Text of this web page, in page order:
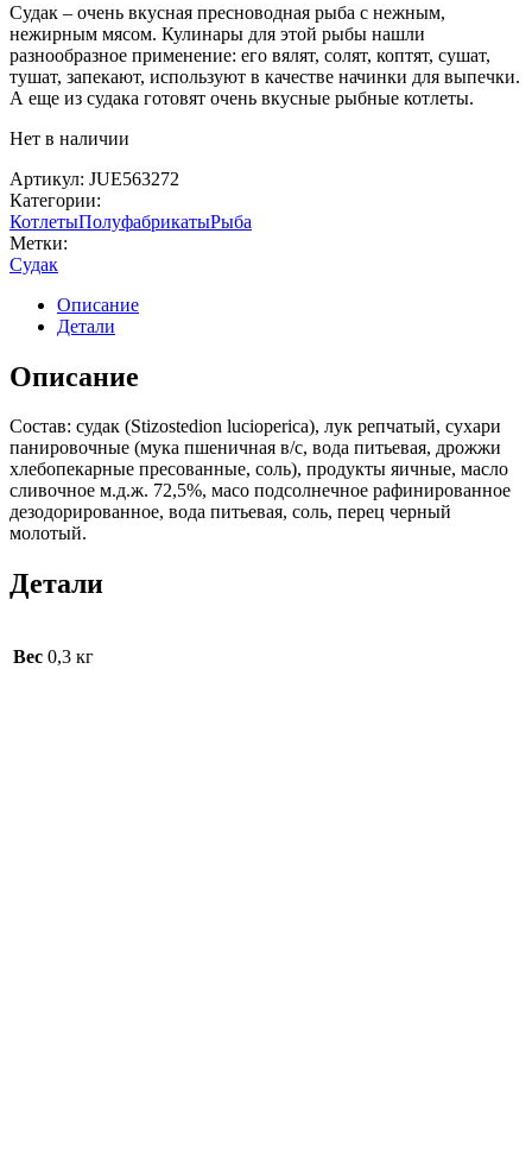
Судак – очень вкусная пресноводная рыба с нежным,
нежирным мясом. Кулинары для этой рыбы нашли
разнообразное применение: его вялят, солят, коптят, сушат,
тушат, запекают, используют в качестве начинки для выпечки.
А еще из судака готовят очень вкусные рыбные котлеты.
Нет в наличии
Артикул: JUE563272
Категории:
КотлетыПолуфабрикатыРыба
Метки:
Судак
Описание
Детали
Описание
Состав: судак (Stizostedion lucioperica), лук репчатый, сухари
панировочные (мука пшеничная в/с, вода питьевая, дрожжи
хлебопекарные пресованные, соль), продукты яичные, масло
сливочное м.д.ж. 72,5%, масо подсолнечное рафинированное
дезодорированное, вода питьевая, соль, перец черный
молотый.
Детали
Вес 0,3 кг